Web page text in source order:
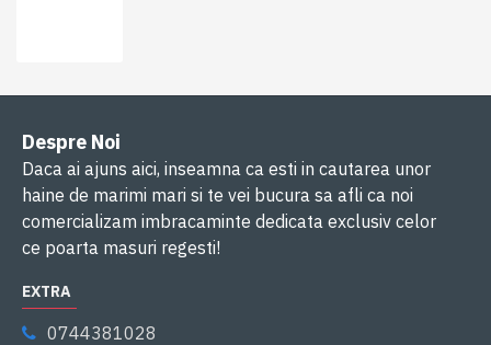
Despre Noi
Daca ai ajuns aici, inseamna ca esti in cautarea unor
haine de marimi mari si te vei bucura sa afli ca noi
comercializam imbracaminte dedicata exclusiv celor
ce poarta masuri regesti!
EXTRA
0744381028